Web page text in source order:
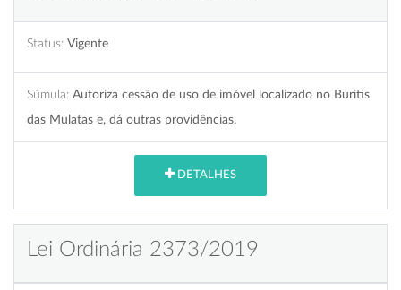
Status: Vigente
Súmula: Autoriza cessão de uso de imóvel localizado no Buritis
das Mulatas e, dá outras providências.
DETALHES
Lei Ordinária 2373/2019